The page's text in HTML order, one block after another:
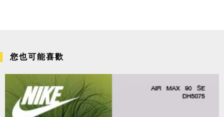
您也可能喜歡